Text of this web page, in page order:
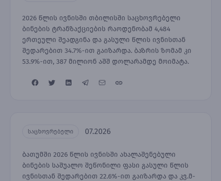
2026 წლის ივნისში თბილისში საცხოვრებელი
ბინების ტრანზაქციების რაოდენობამ 4,484
ერთეული შეადგინა და გასული წლის ივნისთან
შედარებით 34.7%-ით გაიზარდა. ბაზრის ზომამ კი
53.9%-ით, 387 მილიონ აშშ დოლარამდე მოიმატა.
საცხოვრებელი 07.2026
ბათუმში 2026 წლის ივნისში ახალაშენებული
ბინების საშუალო შეწონილი ფასი გასული წლის
ივნისთან შედარებით 22.6%-ით გაიზარდა და კვ.მ-